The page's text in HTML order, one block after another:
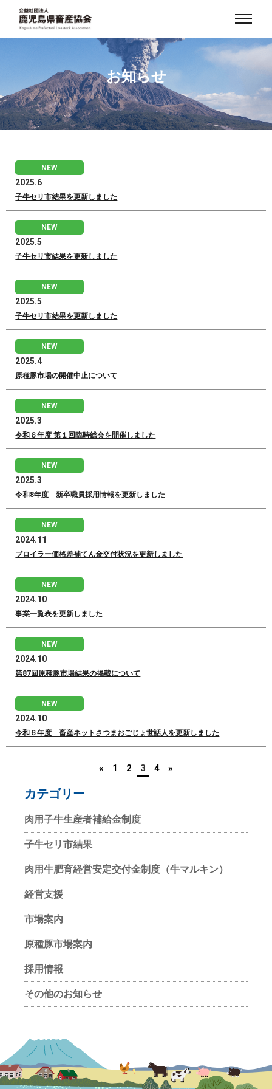
お知らせ
NEW
2025.6
子牛セリ市結果を更新しました
NEW
2025.5
子牛セリ市結果を更新しました
NEW
2025.5
子牛セリ市結果を更新しました
NEW
2025.4
原種豚市場の開催中止について
NEW
2025.3
令和６年度 第１回臨時総会を開催しました
NEW
2025.3
令和8年度 新卒職員採用情報を更新しました
NEW
2024.11
ブロイラー価格差補てん金交付状況を更新しました
NEW
2024.10
事業一覧表を更新しました
NEW
2024.10
第87回原種豚市場結果の掲載について
NEW
2024.10
令和６年度 畜産ネットさつまおごじょ世話人を更新しました
« 1 2 3 4 »
カテゴリー
肉用子牛生産者補給金制度
子牛セリ市結果
肉用牛肥育経営安定交付金制度（牛マルキン）
経営支援
市場案内
原種豚市場案内
採用情報
その他のお知らせ